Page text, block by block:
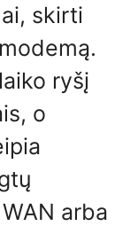
skirti
ryšį
o
arba